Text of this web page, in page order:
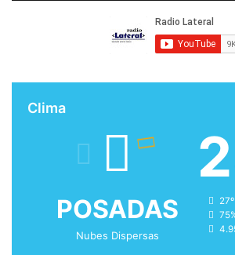
Clima
POSADAS
Nubes Dispersas